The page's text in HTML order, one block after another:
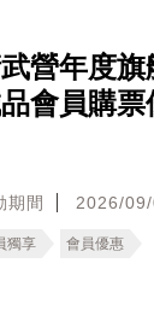
營年度旗
會員購票
期間 2026/
獨享 會員優惠